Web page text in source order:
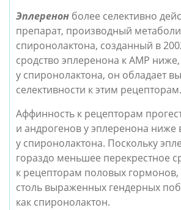
Эплеренон более селективно
препарат, производный
спиронолактона, созданный в
сродство эплеренона к АМР
у спиронолактона, он обладает
селективности к этим рецепторам.
Аффинность к рецепторам
и андрогенов у эплеренона ниже
у спиронолактона. Поскольку
гораздо меньшее перекрестное
к рецепторам половых гормонов,
столь выраженных гендерных
как спиронолактон.